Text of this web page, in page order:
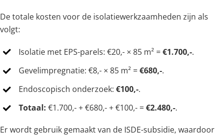
De totale kosten voor de isolatiewerkzaamheden zijn als
volgt:
Isolatie met EPS-parels: €20,- × 85 m² =€1.700,-.
Gevelimpregnatie: €8,- × 85 m² =€680,-.
Endoscopisch onderzoek:€100,-.
Totaal: €1.700,- + €680,- + €100,- =€2.480,-.
Er wordt gebruik gemaakt van de ISDE-subsidie, waardoor